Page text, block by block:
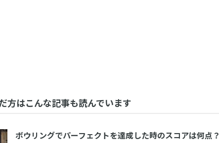
方はこんな記事も読んでいます
ボウリングでパーフェクトを達成した時のスコアは何点？